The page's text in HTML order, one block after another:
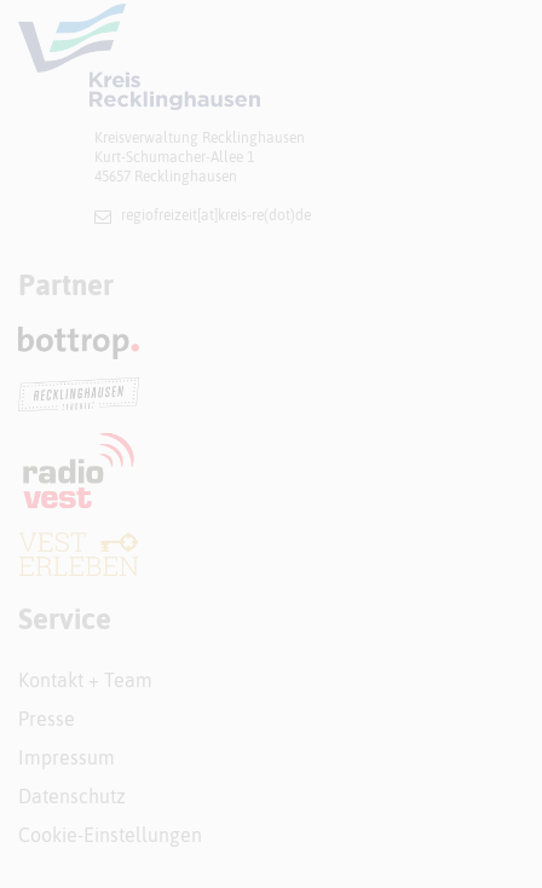
Kreisverwaltung Recklinghausen
Kurt-Schumacher-Allee 1
45657 Recklinghausen
regiofreizeit[at]​kreis-re(dot)de
Partner
Service
Kontakt + Team
Presse
Impressum
Datenschutz
Cookie-Einstellungen